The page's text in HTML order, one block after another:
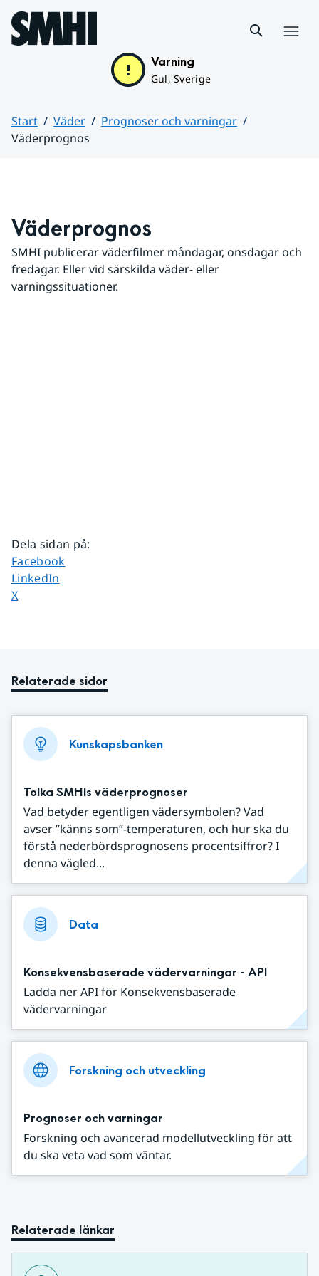
Hoppa till sidans innehåll
Varning
Gul, Sverige
Start Väder
Prognoser och varningar
Väderprognos
Väderprognos
SMHI publicerar väderfilmer måndagar, onsdagar och
fredagar. Eller vid särskilda väder- eller
varningssituationer.
Dela sidan på:
Dela sidan på
Facebook
Dela sidan på
LinkedIn
Dela sidan på
X
Relaterade sidor
Kunskapsbanken
Tolka SMHIs väderprognoser
Vad betyder egentligen vädersymbolen? Vad
avser ”känns som”-temperaturen, och hur ska du
förstå nederbördsprognosens procentsiffror? I
denna vägled...
Data
Konsekvensbaserade vädervarningar - API
Ladda ner API för Konsekvensbaserade
vädervarningar
Forskning och utveckling
Prognoser och varningar
Forskning och avancerad modellutveckling för att
du ska veta vad som väntar.
Relaterade länkar